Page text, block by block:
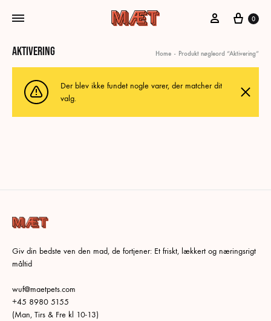
Min konto
Kurv
0
Aktivering Home - Produkt nøgleord “Aktivering”
Der blev ikke fundet nogle varer, der matcher dit
valg.
Giv din bedste ven den mad, de fortjener: Et friskt, lækkert og næringsrigt
måltid
wuf@maetpets.com
+45 8980 5155
(Man, Tirs & Fre kl 10-13)